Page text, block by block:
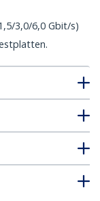
3,0/6,0 Gbit/s)